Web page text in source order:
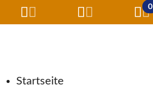
0
Navigation überspringen
Startseite